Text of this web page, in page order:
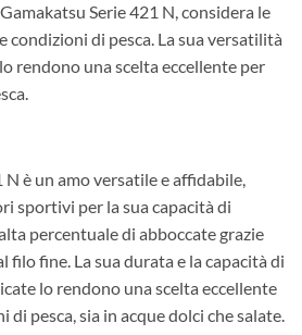
Serie 421 N, considera le
condizioni di pesca. La sua versatilità
rendono una scelta eccellente per
N è un amo versatile e affidabile,
sportivi per la sua capacità di
percentuale di abboccate grazie
filo fine. La sua durata e la capacità di
lo rendono una scelta eccellente
pesca, sia in acque dolci che salate.